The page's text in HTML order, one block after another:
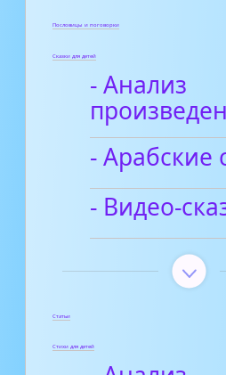
Пословицы и поговорки
Сказки для детей
- Анализ
- Арабские
- Видео-
Статьи
Стихи для детей